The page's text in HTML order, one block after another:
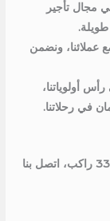
مجال تأجير
طويلة.
عملائنا، ونضمن
أولوياتنا،
في رحلاتنا.
للحصول على عرض خاص على تأجير حافلات 33 راكب، اتصل بنا